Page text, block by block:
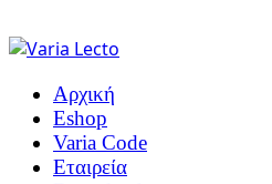
Αρχική
Eshop
Varia Code
Εταιρεία